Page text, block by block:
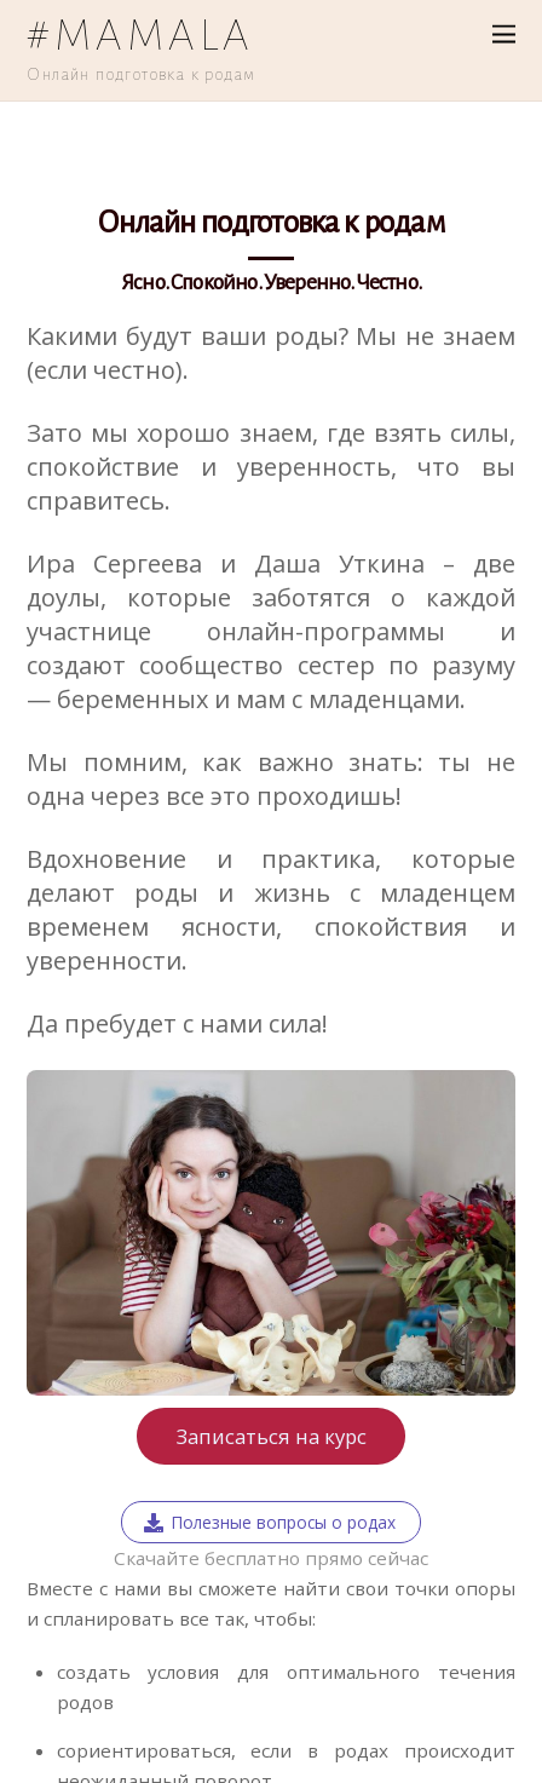
#MAMALA
Онлайн подготовка к родам
Онлайн подготовка к родам
Ясно. Спокойно. Уверенно. Честно.
Какими будут ваши роды? Мы не знаем
(если честно).
Зато мы хорошо знаем, где взять силы,
спокойствие и уверенность, что вы
справитесь.
Ира Сергеева и Даша Уткина – две
доулы, которые заботятся о каждой
участнице онлайн-программы и
создают сообщество сестер по разуму
— беременных и мам с младенцами.
Мы помним, как важно знать: ты не
одна через все это проходишь!
Вдохновение и практика, которые
делают роды и жизнь с младенцем
временем ясности, спокойствия и
уверенности.
Да пребудет с нами сила!
Записаться на курс
Полезные вопросы о родах
Скачайте бесплатно прямо сейчас
Вместе с нами вы сможете найти свои точки опоры
и спланировать все так, чтобы:
создать условия для оптимального течения
родов
сориентироваться, если в родах происходит